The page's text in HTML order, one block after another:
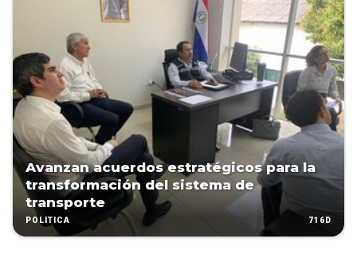
Avanzan acuerdos estratégicos para la
transformación del sistema de
transporte
POLÍTICA 716D